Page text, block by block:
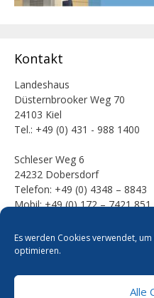
Es werden Cookies verwendet,
optimieren.
Alle
Kontakt
Landeshaus
Düsternbrooker Weg 70
24103 Kiel
Tel.: +49 (0) 431 - 988 1400
Schleser Weg 6
24232 Dobersdorf
Telefon: +49 (0) 4348 – 8843
Mobil: +49 (0) 172 – 7421 851
E-Mail:
mail [at] werner-kalinka [dot] de